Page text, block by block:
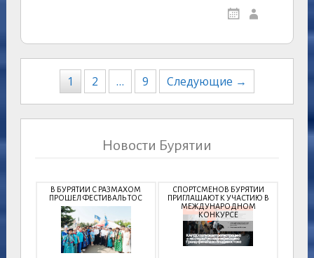
Навигация
1 2 … 9 Следующие →
Новости Бурятии
В БУРЯТИИ С РАЗМАХОМ
ПРОШЕЛ ФЕСТИВАЛЬ ТОС
СПОРТСМЕНОВ БУРЯТИИ
ПРИГЛАШАЮТ К УЧАСТИЮ В
МЕЖДУНАРОДНОМ
КОНКУРСЕ